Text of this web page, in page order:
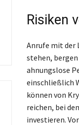
Risiken
Anrufe mit der
stehen,
ahnungslose
einschließlich
können von
reichen, bei
investieren.